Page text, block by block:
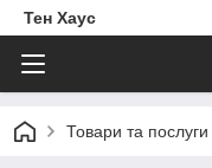
Тен Хаус
Товари та послуги